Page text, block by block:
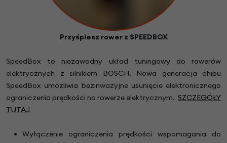
Przyśpiesz rower z SPEEDBOX
SpeedBox to niezawodny układ tuningowy do rowerów
elektrycznych z silnikiem BOSCH. Nowa generacja chipu
SpeedBox umożliwia bezinwazyjne usunięcie elektronicznego
ograniczenia prędkości na rowerze elektrycznym. SZCZEGÓŁY
TUTAJ
Wyłączenie ograniczenia prędkości wspomagania do